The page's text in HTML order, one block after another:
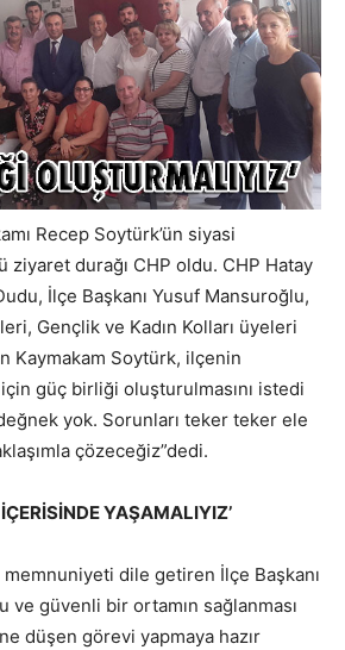
Recep Soytürk’ün siyasi
durağı CHP oldu. CHP Hatay
İlçe Başkanı Yusuf Mansuroğlu,
Gençlik ve Kadın Kolları üyeleri
Kaymakam Soytürk, ilçenin
güç birliği oluşturulmasını istedi
yok. Sorunları teker teker ele
çözeceğiz”dedi.
YAŞAMALIYIZ’
dile getiren İlçe Başkanı
ve güvenli bir ortamın sağlanması
düşen görevi yapmaya hazır